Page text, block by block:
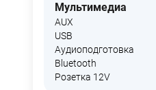
Мультимедиа
AUX
USB
Аудиоподготовка
Bluetooth
Розетка 12V